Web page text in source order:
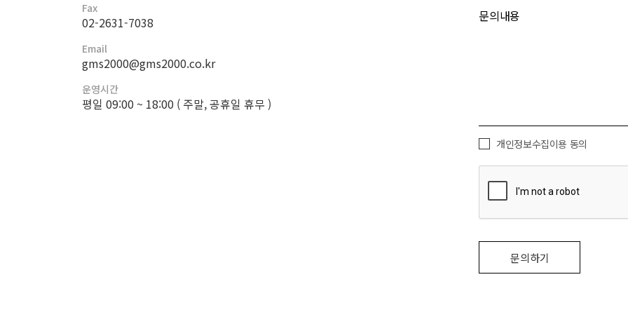
Fax
02-2631-7038
Email
gms2000@gms2000.co.kr
운영시간
평일 09:00 ~ 18:00 ( 주말, 공휴일 휴무 )
문의내용
개인정보수집이용 동의
문의하기